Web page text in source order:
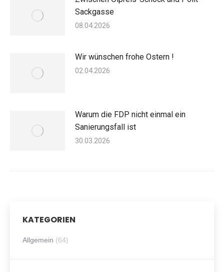
Sackgasse
08.04.2026
Wir wünschen frohe Ostern !
02.04.2026
Warum die FDP nicht einmal ein
Sanierungsfall ist
30.03.2026
KATEGORIEN
Allgemein (64)